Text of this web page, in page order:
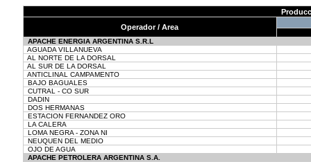
Operador / Area
APACHE ENERGIA ARGENTINA S.R.L
AGUADA VILLANUEVA
AL NORTE DE LA DORSAL
AL SUR DE LA DORSAL
ANTICLINAL CAMPAMENTO
BAJO BAGUALES
CUTRAL - CO SUR
DADIN
DOS HERMANAS
ESTACION FERNANDEZ ORO
LA CALERA
LOMA NEGRA - ZONA NI
NEUQUEN DEL MEDIO
OJO DE AGUA
APACHE PETROLERA ARGENTINA S.A.